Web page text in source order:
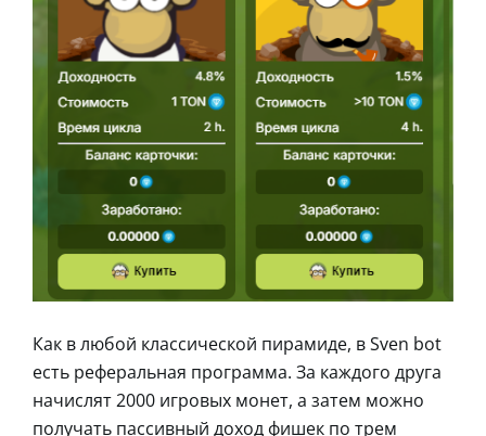
Как в любой классической пирамиде, в Sven bot
есть реферальная программа. За каждого друга
начислят 2000 игровых монет, а затем можно
получать пассивный доход фишек по трем